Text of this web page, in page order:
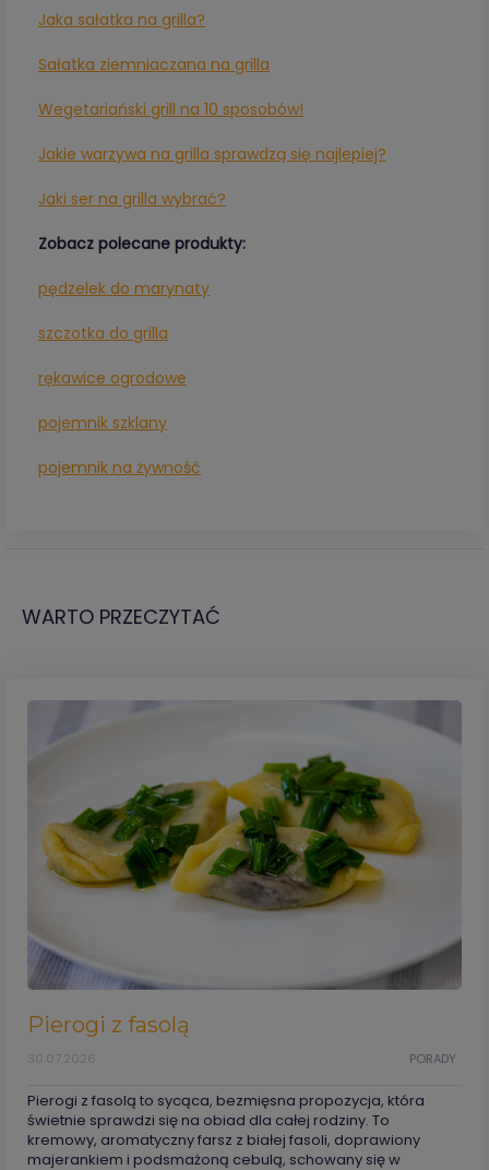
Jaka sałatka na grilla?
Sałatka ziemniaczana na grilla
Wegetariański grill na 10 sposobów!
Jakie warzywa na grilla sprawdzą się najlepiej?
Jaki ser na grilla wybrać?
Zobacz polecane produkty:
pędzelek do marynaty
szczotka do grilla
rękawice ogrodowe
pojemnik szklany
pojemnik na żywność
WARTO PRZECZYTAĆ
Pierogi z fasolą
PORADY
30.07.2026
Pierogi z fasolą to sycąca, bezmięsna propozycja, która
świetnie sprawdzi się na obiad dla całej rodziny. To
kremowy, aromatyczny farsz z białej fasoli, doprawiony
majerankiem i podsmażoną cebulą, schowany się w